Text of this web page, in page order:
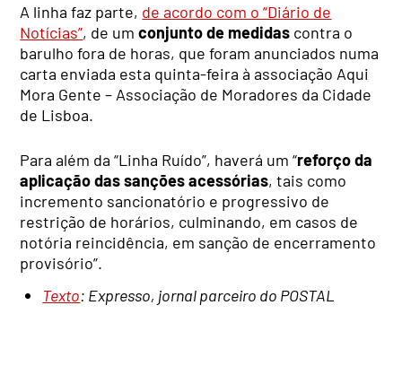
A linha faz parte, de acordo com o “Diário de
Notícias”, de umconjunto de medidas contra o
barulho fora de horas, que foram anunciados numa
carta enviada esta quinta-feira à associação Aqui
Mora Gente – Associação de Moradores da Cidade
de Lisboa.
Para além da “Linha Ruído”, haverá um “reforço da
aplicação das sanções acessórias, tais como
incremento sancionatório e progressivo de
restrição de horários, culminando, em casos de
notória reincidência, em sanção de encerramento
provisório”.
Texto: Expresso, jornal parceiro do POSTAL